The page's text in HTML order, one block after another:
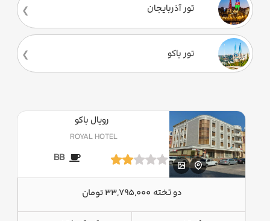
تور آذربایجان
تور باکو
رویال باکو
ROYAL HOTEL
BB
دو تخته 33,795,000 تومان